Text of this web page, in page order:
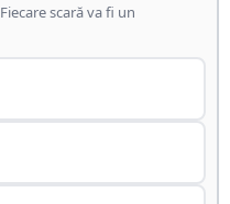
scară va fi un